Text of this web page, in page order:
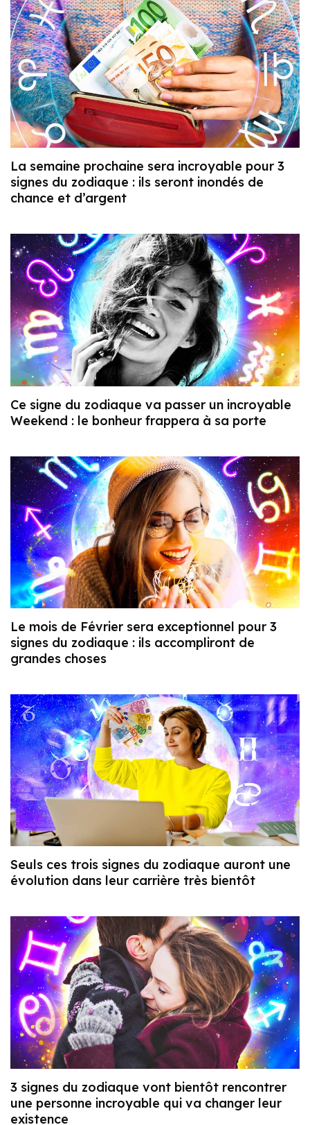
La semaine prochaine sera incroyable pour 3
signes du zodiaque : ils seront inondés de
chance et d’argent
Ce signe du zodiaque va passer un incroyable
Weekend : le bonheur frappera à sa porte
Le mois de Février sera exceptionnel pour 3
signes du zodiaque : ils accompliront de
grandes choses
Seuls ces trois signes du zodiaque auront une
évolution dans leur carrière très bientôt
3 signes du zodiaque vont bientôt rencontrer
une personne incroyable qui va changer leur
existence